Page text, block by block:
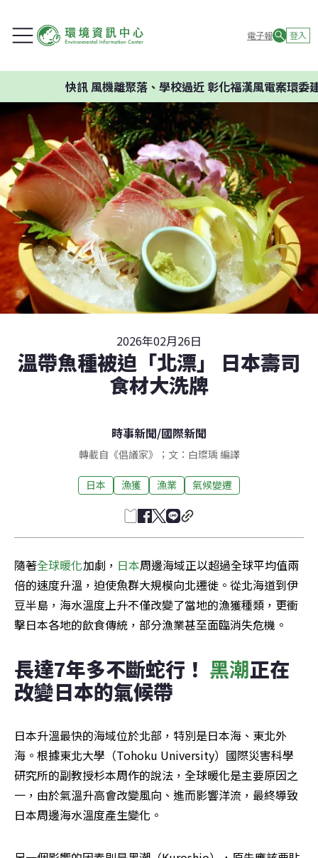
電子報 登入
風機離聚落、學校過近 彰化福漢風電案環委建議不應
2026年02月26日
溫帶魚種被迫「北漂」 日本壽司
食材大洗牌
時事新聞/國際新聞
轉載自《倡議家》；文：白璨瑀 編譯
日本 漁獲 漁業 氣候變遷
隨著全球暖化加劇， 日本周邊海域正以超過全球平均值兩
倍的速度升溫，迫使魚群大規模向北遷徙。從北海道到伊
豆半島，海水溫度上升不僅改變了當地的漁獲種類，更衝
擊日本各地的飲食傳統，部分漁業甚至面臨消失危機。
長達7年多不斷蛇行！ 黑潮正在
改變日本的氣候帶
日本升溫最快的海域位於北部，特別是日本海、東北外
海。根據東北大學（Tohoku University）國際災害科學
研究所的副教授杉本周作的說法，全球暖化是主要原因之
一，由於氣溫升高會改變風向、進而影響洋流，最終導致
日本周邊海水溫度產生變化。